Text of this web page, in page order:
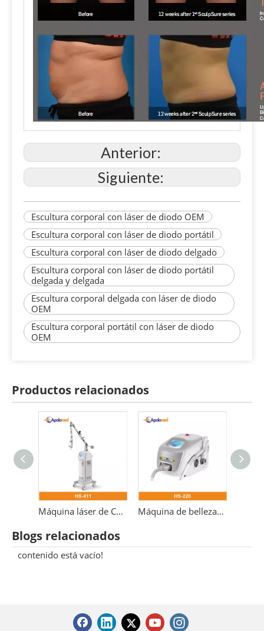
Anterior:
Siguiente:
Escultura corporal con láser de diodo OEM
Escultura corporal con láser de diodo portátil
Escultura corporal con láser de diodo delgado
Escultura corporal con láser de diodo portátil
delgada y delgada
Escultura corporal delgada con láser de diodo
OEM
Escultura corporal portátil con láser de diodo
OEM
Productos relacionados
Máquina láser de CO2 3 en 1 Láser fraccional de 10600 nm Máquina de belleza 532nm para eliminación de tatuajes con láser Pico láser Nd Yag Q-switch
Blogs relacionados
contenido está vacío!